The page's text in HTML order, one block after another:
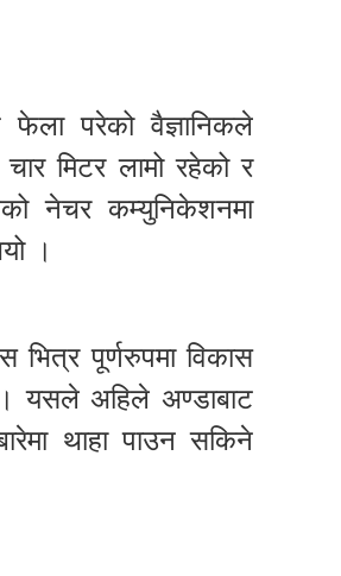
फेला परेको वैज्ञानिकले
मिटर लामो रहेको र
नेचर कम्युनिकेशनमा
।
भित्र पूर्णरुपमा विकास
यसले अहिले अण्डाबाट
थाहा पाउन सकिने